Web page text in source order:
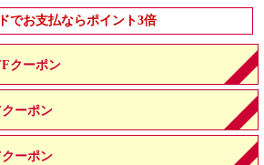
でお支払ならポイント3倍
クーポン
ーポン
ーポン